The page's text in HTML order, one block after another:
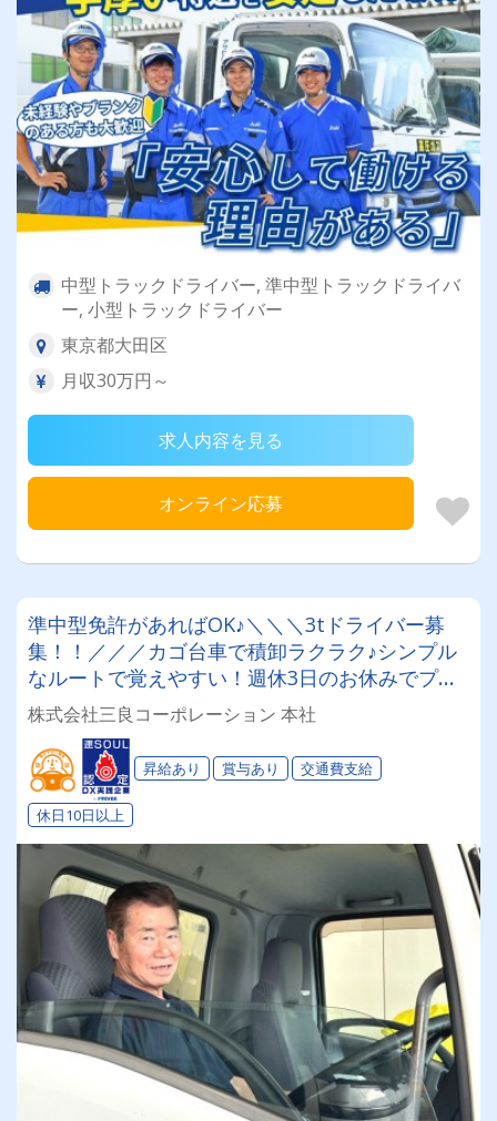
中型トラックドライバー, 準中型トラックドライバ
ー, 小型トラックドライバー
東京都大田区
月収30万円～
求人内容を見る
オンライン応募
準中型免許があればOK♪＼＼＼3tドライバー募
集！！／／／カゴ台車で積卸ラクラク♪シンプル
なルートで覚えやすい！週休3日のお休みでプラ
イベート充実★しっかりリフレッシュ！【賞与年
2回/昇給/月給25万円～！】
株式会社三良コーポレーション 本社
昇給あり 賞与あり 交通費支給
休日10日以上